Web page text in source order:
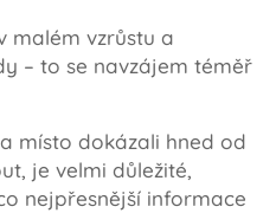
malém vzrůstu a
– to se navzájem téměř
místo dokázali hned od
je velmi důležité,
nejpřesnější informace